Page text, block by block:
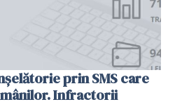
prin SMS care
Infractorii